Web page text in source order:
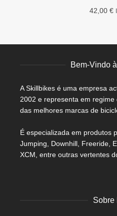
42,00 €
Bem-Vindo
A Skillbikes é uma empresa
2002 e representa em
das melhores marcas de
É especializada em produtos
Jumping, Downhill, Freeride,
XCM, entre outras vertentes
Sobre